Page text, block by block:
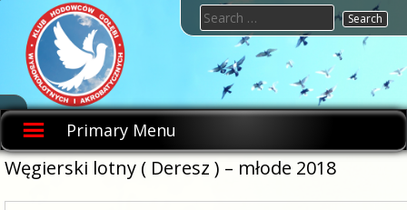
content
KHGWIA.PL
Klub
hodowców
gołębi
wysokolotnych
i
akrobatycznych
Primary Menu
Search
for:
Węgierski lotny ( Deresz ) – młode 2018